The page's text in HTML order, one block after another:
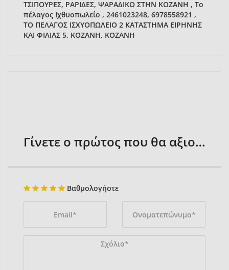
ΤΣΙΠΟΥΡΕΣ, ΡΑΡΙΔΕΣ, ΨΑΡΑΔΙΚΟ ΣΤΗΝ ΚΟΖΑΝΗ , Το
πέλαγος Ιχθυοπωλείο , 2461023248, 6978558921 ,
ΤΟ ΠΕΛΑΓΟΣ ΙΣΧΥΟΠΩΛΕΙΟ 2 ΚΑΤΑΣΤΗΜΑ ΕΙΡΗΝΗΣ
ΚΑΙ ΦΙΛΙΑΣ 5, ΚΟΖΑΝΗ, ΚΟΖΑΝΗ
Γίνετε ο πρώτος που θα αξιολογήσει
Βαθμολογήστε